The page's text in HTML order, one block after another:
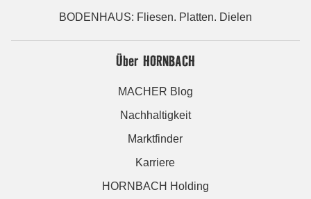
BODENHAUS: Fliesen. Platten. Dielen
Über HORNBACH
MACHER Blog
Nachhaltigkeit
Marktfinder
Karriere
HORNBACH Holding